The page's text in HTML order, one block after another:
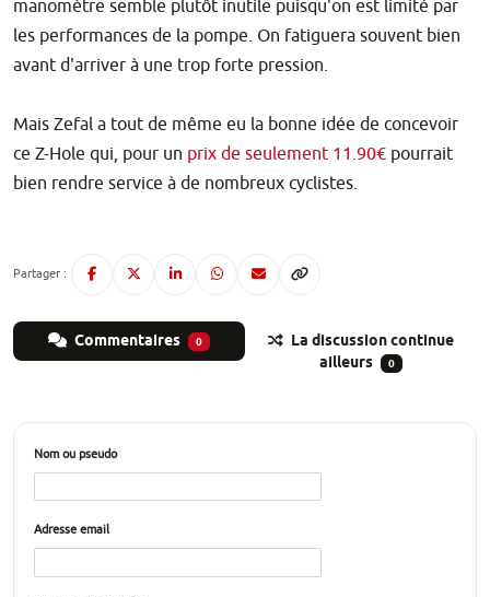
manomètre semble plutôt inutile puisqu'on est limité par
les performances de la pompe. On fatiguera souvent bien
avant d'arriver à une trop forte pression.
Mais Zefal a tout de même eu la bonne idée de concevoir
ce Z-Hole qui, pour un prix de seulement 11.90€ pourrait
bien rendre service à de nombreux cyclistes.
Partager :
Commentaires 0
La discussion continue
ailleurs
0
Nom ou pseudo
Adresse email